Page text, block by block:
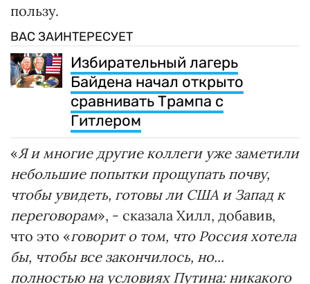
пользу.
ВАС ЗАИНТЕРЕСУЕТ
Избирательный лагерь
Байдена начал открыто
сравнивать Трампа с
Гитлером
«Я и многие другие коллеги уже заметили
небольшие попытки прощупать почву,
чтобы увидеть, готовы ли США и Запад к
переговорам», - сказала Хилл, добавив,
что это «говорит о том, что Россия хотела
бы, чтобы все закончилось, но...
полностью на условиях Путина: никакого